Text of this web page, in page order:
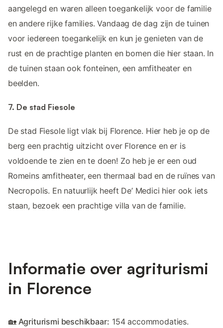
aangelegd en waren alleen toegankelijk voor de familie
en andere rijke families. Vandaag de dag zijn de tuinen
voor iedereen toegankelijk en kun je genieten van de
rust en de prachtige planten en bomen die hier staan. In
de tuinen staan ook fonteinen, een amfitheater en
beelden.
7. De stad Fiesole
De stad Fiesole ligt vlak bij Florence. Hier heb je op de
berg een prachtig uitzicht over Florence en er is
voldoende te zien en te doen! Zo heb je er een oud
Romeins amfitheater, een thermaal bad en de ruïnes van
Necropolis. En natuurlijk heeft De’ Medici hier ook iets
staan, bezoek een prachtige villa van de familie.
Informatie over agriturismi
in Florence
🏡 Agriturismi beschikbaar: 154 accommodaties.